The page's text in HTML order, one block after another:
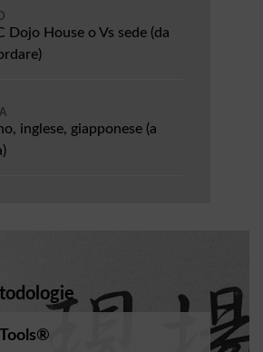
Dojo House o Vs sede (da
inglese, giapponese (a